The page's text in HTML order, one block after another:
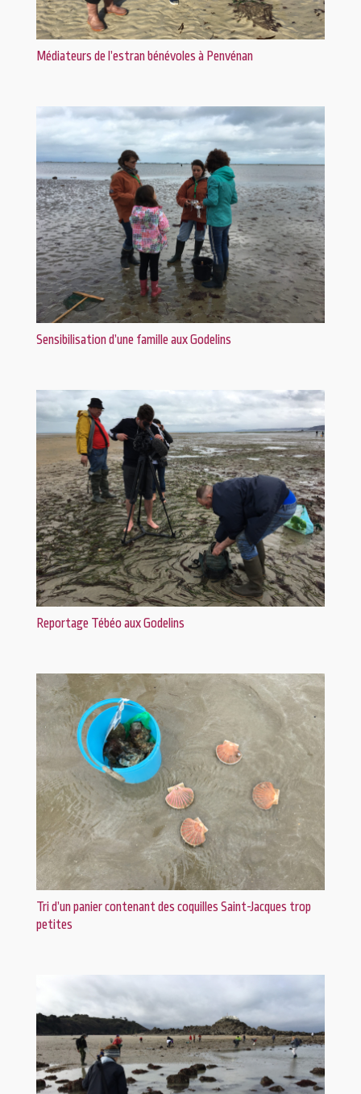
Médiateurs de l’estran bénévoles à Penvénan
Sensibilisation d’une famille aux Godelins
Reportage Tébéo aux Godelins
Tri d’un panier contenant des coquilles Saint-Jacques trop
petites